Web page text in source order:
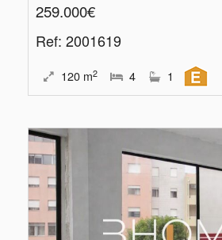
259.000€
Ref: 2001619
120 m2 4 1